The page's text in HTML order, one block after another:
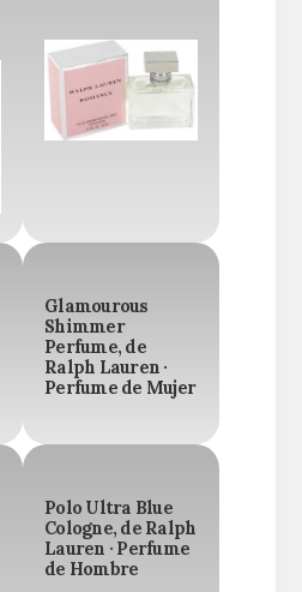
Glamourous
Shimmer
Perfume, de
Ralph Lauren ·
Perfume de Mujer
Polo Ultra Blue
Cologne, de Ralph
Lauren · Perfume
de Hombre